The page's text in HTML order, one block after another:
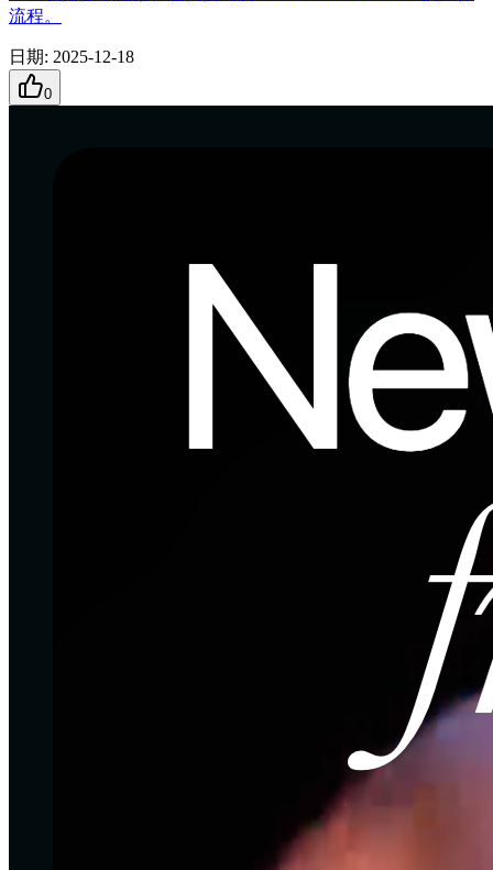
流程。
日期: 2025-12-18
0